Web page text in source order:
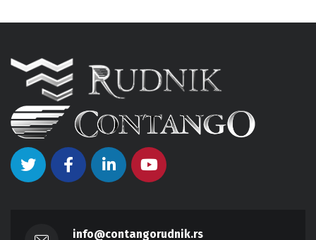
info@contangorudnik.rs